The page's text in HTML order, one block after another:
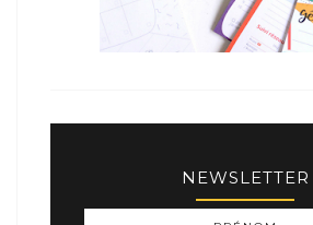
NEWSLETTER